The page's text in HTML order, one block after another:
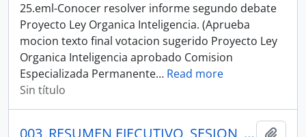
25.eml-Conocer resolver informe segundo debate
Proyecto Ley Organica Inteligencia. (Aprueba
mocion texto final votacion sugerido Proyecto Ley
Organica Inteligencia aprobado Comision
Especializada Permanente… Read more
Sin título
003_RESUMEN EJECUTIVO_SESION_007-A-AN-2025-2029_10-06-25SESION DE PLENO N 007 A ASAMBLEA NACIONAL 2025-2027